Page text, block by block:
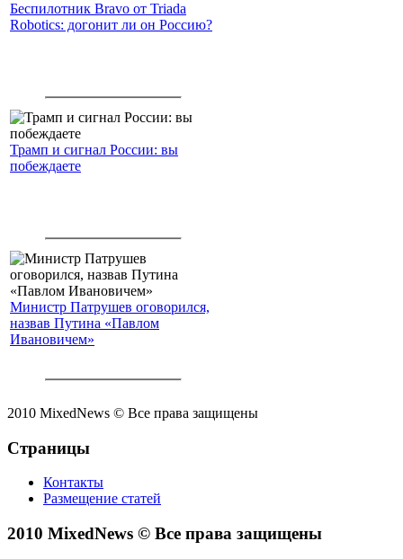
Беспилотник Bravo от Triada
Robotics: догонит ли он Россию?
Трамп и сигнал России: вы
побеждаете
Министр Патрушев оговорился,
назвав Путина «Павлом
Ивановичем»
2010 MixedNews © Все права защищены
Страницы
Контакты
Размещение статей
2010 MixedNews © Все права защищены